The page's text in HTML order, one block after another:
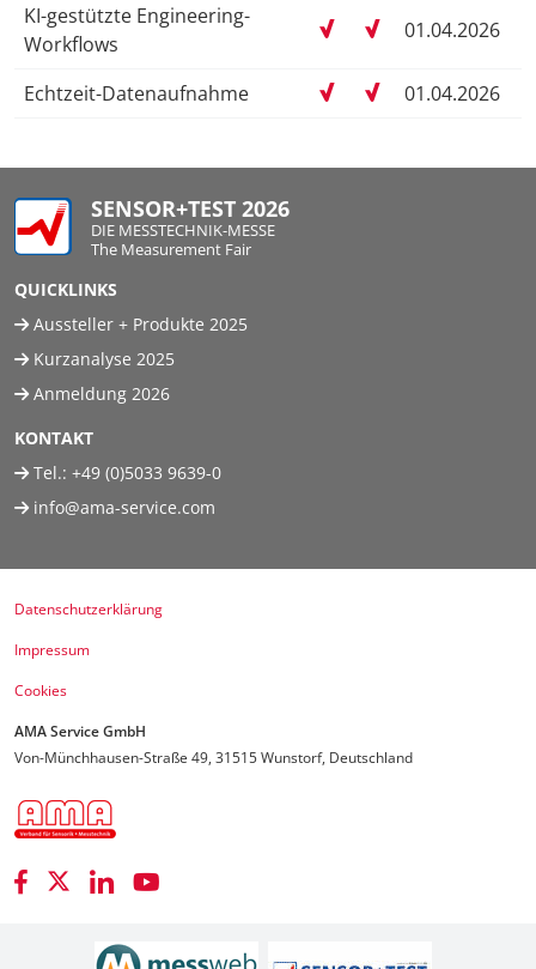
KI-gestützte Engineering-
Workflows
01.04.2026
Echtzeit-Datenaufnahme 01.04.2026
SENSOR+TEST 2026
DIE MESSTECHNIK-MESSE
The Measurement Fair
QUICKLINKS
Aussteller + Produkte 2025
Kurzanalyse 2025
Anmeldung 2026
KONTAKT
Tel.: +49 (0)5033 9639-0
info@ama-service.com
Datenschutzerklärung
Impressum
Cookies
AMA Service GmbH
Von-Münchhausen-Straße 49, 31515 Wunstorf, Deutschland